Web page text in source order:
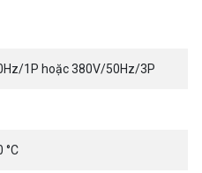
1P hoặc 380V/50Hz/3P
°C